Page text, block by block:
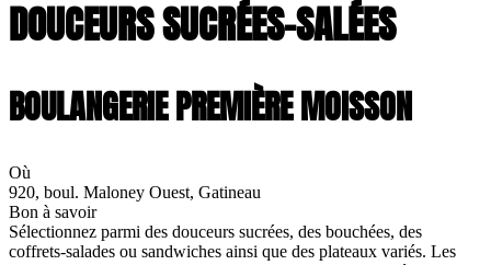
DOUCEURS SUCRÉES-SALÉES
BOULANGERIE PREMIÈRE MOISSON
Où
920, boul. Maloney Ouest, Gatineau
Bon à savoir
Sélectionnez parmi des douceurs sucrées, des bouchées, des
coffrets-salades ou sandwiches ainsi que des plateaux variés. Les